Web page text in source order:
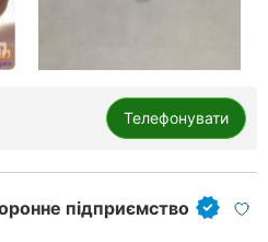
Телефонувати
підприємство